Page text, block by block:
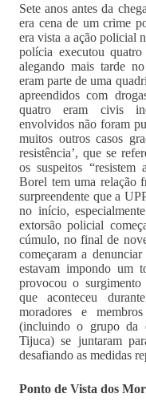
Sete anos antes da
era cena de um crime
era vista a ação policial
polícia executou
alegando mais tarde
eram parte de uma
apreendidos com
quatro eram civis
envolvidos não foram
muitos outros casos
resistência’, que se
os suspeitos
Borel tem uma relação
surpreendente que a
no início,
extorsão policial
cúmulo, no final de
começaram a
estavam impondo um
provocou o
que aconteceu
moradores e
(incluindo o grupo da
Tijuca) se juntaram
desafiando as medidas
Ponto de Vista dos